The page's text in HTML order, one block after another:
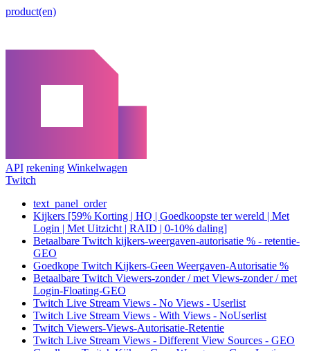
product(en)
API rekening Winkelwagen
Twitch
text_panel_order
Kijkers [59% Korting | HQ | Goedkoopste ter wereld | Met
Login | Met Uitzicht | RAID | 0-10% daling]
Betaalbare Twitch kijkers-weergaven-autorisatie % - retentie-
GEO
Goedkope Twitch Kijkers-Geen Weergaven-Autorisatie %
Betaalbare Twitch Viewers-zonder / met Views-zonder / met
Login-Floating-GEO
Twitch Live Stream Views - No Views - Userlist
Twitch Live Stream Views - With Views - NoUserlist
Twitch Viewers-Views-Autorisatie-Retentie
Twitch Live Stream Views - Different View Sources - GEO